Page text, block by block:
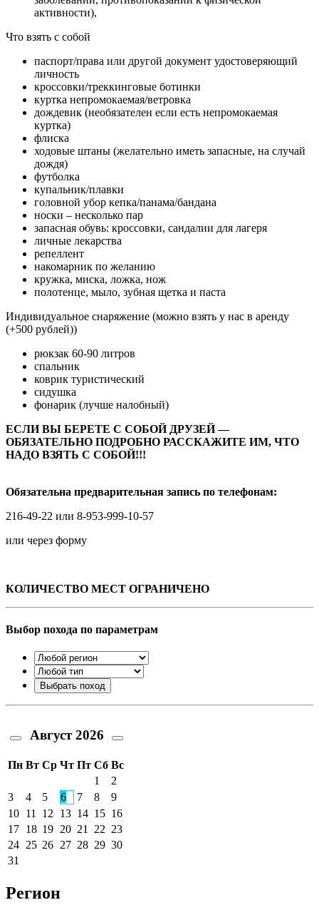
активности),
Что взять с собой
паспорт/права или другой документ удостоверяющий
личность
кроссовки/треккинговые ботинки
куртка непромокаемая/ветровка
дождевик (необязателен если есть непромокаемая
куртка)
флиска
ходовые штаны (желательно иметь запасные, на случай
дождя)
футболка
купальник/плавки
головной убор кепка/панама/бандана
носки – несколько пар
запасная обувь: кроссовки, сандалии для лагеря
личные лекарства
репеллент
накомарник по желанию
кружка, миска, ложка, нож
полотенце, мыло, зубная щетка и паста
Индивидуальное снаряжение (можно взять у нас в аренду
(+500 рублей))
рюкзак 60-90 литров
спальник
коврик туристический
сидушка
фонарик (лучше налобный)
ЕСЛИ ВЫ БЕРЕТЕ С СОБОЙ ДРУЗЕЙ —
ОБЯЗАТЕЛЬНО ПОДРОБНО РАССКАЖИТЕ ИМ, ЧТО
НАДО ВЗЯТЬ С СОБОЙ!!!
Обязательна предварительная запись по телефонам:
216-49-22 или 8-953-999-10-57
или через форму
КОЛИЧЕСТВО МЕСТ ОГРАНИЧЕНО
Выбор похода по параметрам
Август 2026
Пн Вт Ср Чт Пт Сб Вс
1
2
3
4 5 6 7 8
9
10 11 12 13 14 15 16
17 18 19 20 21 22 23
24 25 26 27 28 29 30
31
Регион